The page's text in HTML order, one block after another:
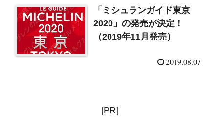
「ミシュランガイド東京
2020」の発売が決定！
（2019年11月発売）
2019.08.07
[PR]